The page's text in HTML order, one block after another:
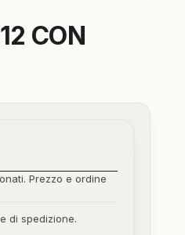
CON
Prezzo e ordine
di spedizione.